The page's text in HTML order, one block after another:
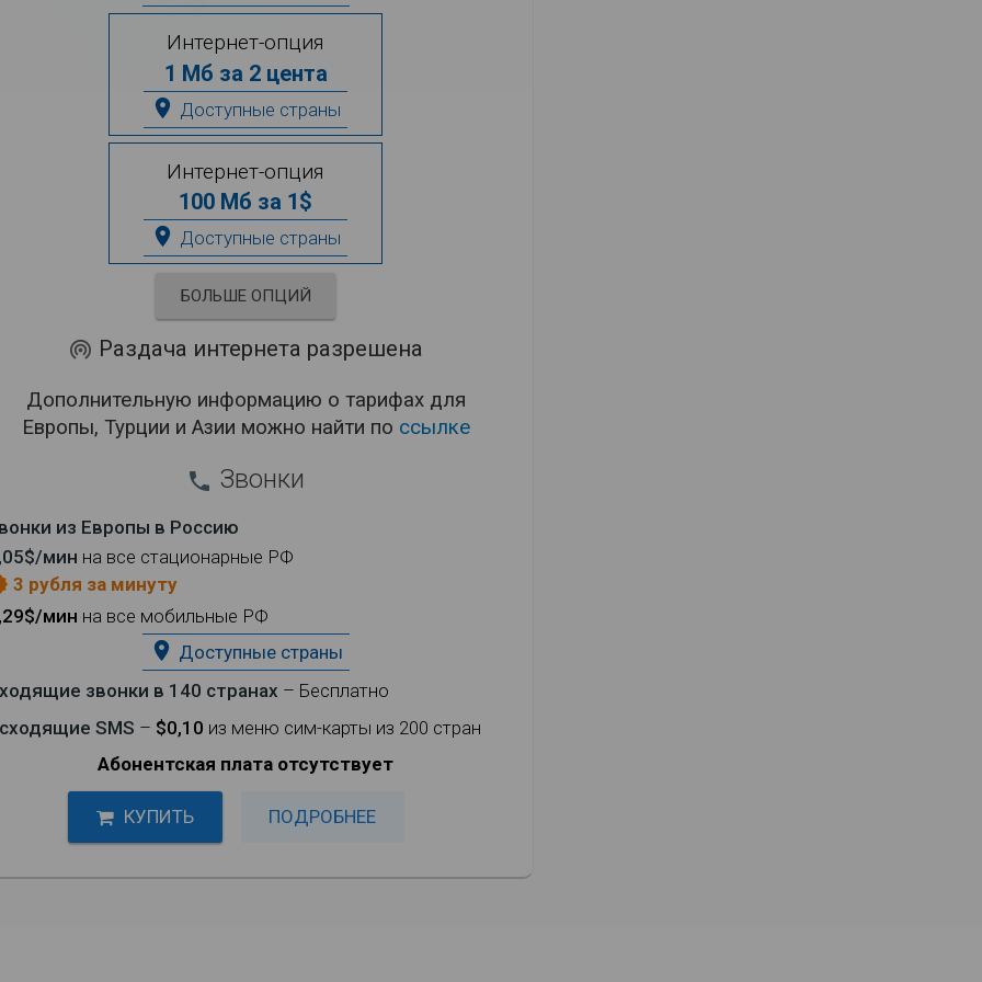
Интернет-опция
1 Мб за 2 цента
place Доступные страны
Интернет-опция
100 Мб за 1$
place Доступные страны
БОЛЬШЕ ОПЦИЙ
wifi_tethering Раздача интернета разрешена
Дополнительную информацию о тарифах для
Европы, Турции и Азии можно найти по ссылке
phone Звонки
из Европы в Россию
мин на все стационарные РФ
3 рубля за минуту
мин на все мобильные РФ
place Доступные страны
звонки в 140 странах – Бесплатно
SMS – $0,10 из меню сим-карты из 200 стран
Абонентская плата отсутствует
КУПИТЬ ПОДРОБНЕЕ